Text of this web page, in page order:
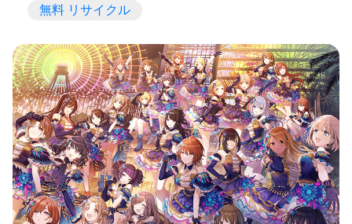
無料 リサイクル